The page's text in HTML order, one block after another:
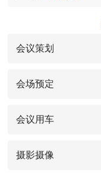
会议策划
会场预定
会议用车
摄影摄像